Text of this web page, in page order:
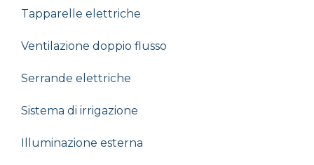
Tapparelle elettriche
Ventilazione doppio flusso
Serrande elettriche
Sistema di irrigazione
Illuminazione esterna